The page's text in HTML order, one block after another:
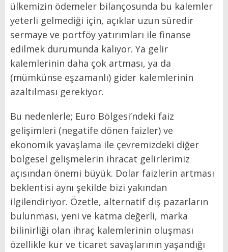
ülkemizin ödemeler bilançosunda bu kalemler
yeterli gelmediği için, açıklar uzun süredir
sermaye ve portföy yatırımları ile finanse
edilmek durumunda kalıyor. Ya gelir
kalemlerinin daha çok artması, ya da
(mümkünse eşzamanlı) gider kalemlerinin
azaltılması gerekiyor.
Bu nedenlerle; Euro Bölgesi’ndeki faiz
gelişimleri (negatife dönen faizler) ve
ekonomik yavaşlama ile çevremizdeki diğer
bölgesel gelişmelerin ihracat gelirlerimiz
açısından önemi büyük. Dolar faizlerin artması
beklentisi aynı şekilde bizi yakından
ilgilendiriyor. Özetle, alternatif dış pazarların
bulunması, yeni ve katma değerli, marka
bilinirliği olan ihraç kalemlerinin oluşması
özellikle kur ve ticaret savaşlarının yaşandığı